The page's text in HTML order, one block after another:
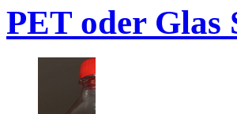
PET oder Glas